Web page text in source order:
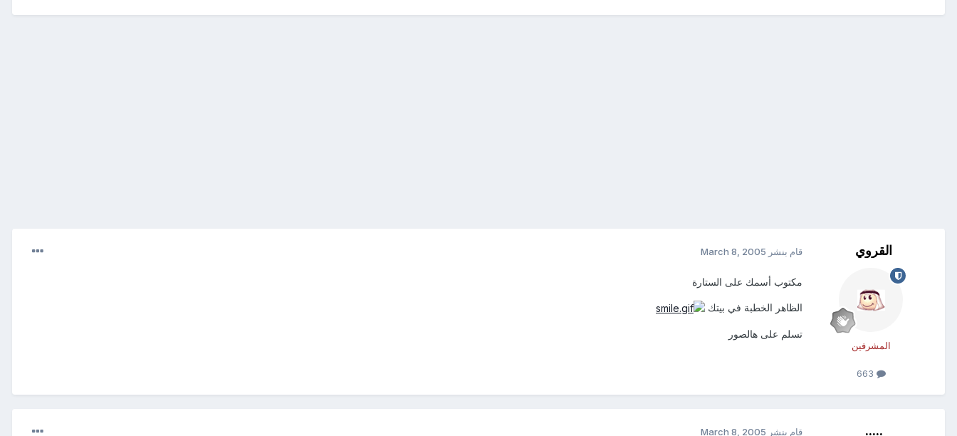
القروي
المشرفين
قام بنشر March 8, 2005
مكتوب أسمك على الستارة
الظاهر الخطبة في بيتك
تسلم على هالصور
..... قام بنشر March 8, 2005